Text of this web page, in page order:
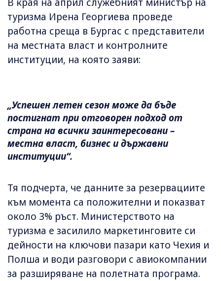
туризма Ирена Георгиева проведе
работна среща в Бургас с представители
на местната власт и контролните
институции, на която заяви:
„Успешен летен сезон може да бъде
постигнат при отговорен подход от
страна на всички заинтересовани –
местна власт, бизнес и държавни
институции“.
Тя подчерта, че данните за резервациите
към момента са положителни и показват
около 3% ръст. Министерството на
туризма е засилило маркетинговите си
дейности на ключови пазари като Чехия и
Полша и води разговори с авиокомпании
за разширяване на полетната програма.